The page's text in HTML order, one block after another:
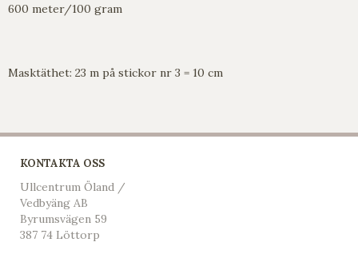
600 meter/100 gram
Masktäthet: 23 m på stickor nr 3 = 10 cm
KONTAKTA OSS
Ullcentrum Öland /
Vedbyäng AB
Byrumsvägen 59
387 74 Löttorp